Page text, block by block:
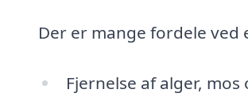
Der er mange fordele
Fjernelse af alger,